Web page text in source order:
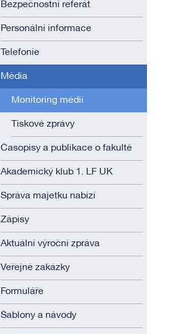
Bezpečnostní referát
Personální informace
Telefonie
Média
Monitoring médií
Tiskové zprávy
Časopisy a publikace o fakultě
Akademický klub 1. LF UK
Správa majetku nabízí
Zápisy
Aktuální výroční zpráva
Veřejné zakázky
Formuláře
Šablony a návody